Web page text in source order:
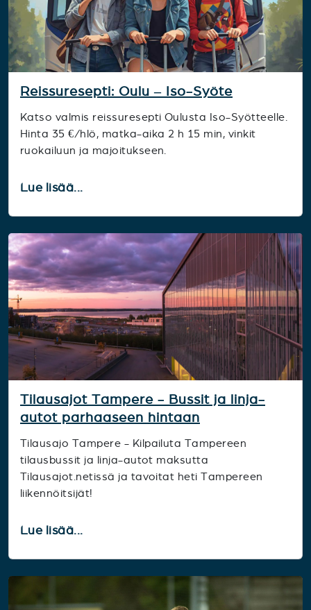
Reissuresepti: Oulu – Iso-Syöte
Katso valmis reissuresepti Oulusta Iso-Syötteelle.
Hinta 35 €/hlö, matka-aika 2 h 15 min, vinkit
ruokailuun ja majoitukseen.
Lue lisää...
Tilausajot Tampere - Bussit ja linja-
autot parhaaseen hintaan
Tilausajo Tampere - Kilpailuta Tampereen
tilausbussit ja linja-autot maksutta
Tilausajot.netissä ja tavoitat heti Tampereen
liikennöitsijät!
Lue lisää...